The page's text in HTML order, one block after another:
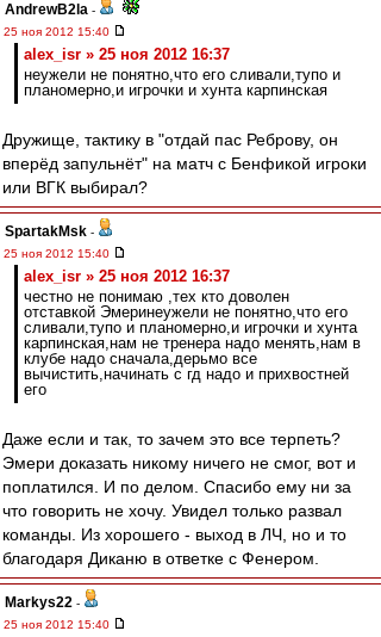
AndrewB2la -
25 ноя 2012 15:40
alex_isr » 25 ноя 2012 16:37
неужели не понятно,что его сливали,тупо и
планомерно,и игрочки и хунта карпинская
Дружище, тактику в "отдай пас Реброву, он
вперёд запульнёт" на матч с Бенфикой игроки
или ВГК выбирал?
SpartakMsk -
25 ноя 2012 15:40
alex_isr » 25 ноя 2012 16:37
честно не понимаю ,тех кто доволен
отставкой Эмеринеужели не понятно,что его
сливали,тупо и планомерно,и игрочки и хунта
карпинская,нам не тренера надо менять,нам в
клубе надо сначала,дерьмо все
вычистить,начинать с гд надо и прихвостней
его
Даже если и так, то зачем это все терпеть?
Эмери доказать никому ничего не смог, вот и
поплатился. И по делом. Спасибо ему ни за
что говорить не хочу. Увидел только развал
команды. Из хорошего - выход в ЛЧ, но и то
благодаря Диканю в ответке с Фенером.
Markys22 -
25 ноя 2012 15:40